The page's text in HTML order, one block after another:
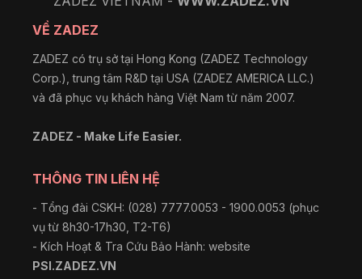
VỀ ZADEZ
ZADEZ có trụ sở tại Hong Kong (ZADEZ Technology
Corp.), trung tâm R&D tại USA (ZADEZ AMERICA LLC.)
và đã phục vụ khách hàng Việt Nam từ năm 2007.
ZADEZ - Make Life Easier.
THÔNG TIN LIÊN HỆ
- Tổng đài CSKH: (028) 7777.0053 - 1900.0053 (phục
vụ từ 8h30-17h30, T2-T6)
- Kích Hoạt & Tra Cứu Bảo Hành: website
PSI.ZADEZ.VN